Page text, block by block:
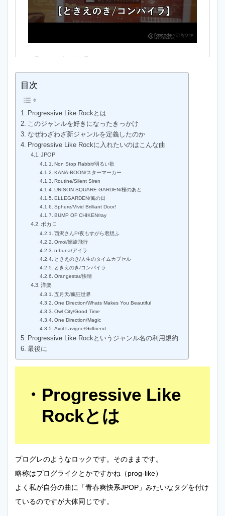
目次
Progressive Like Rockとは
このジャンルを好きになったきっかけ
なぜわざわざ新ジャンルを定義したのか
Progressive Like Rockに入れたいのはこんな曲
JPOP
Non Stop Rabbit/明るい歌
KANA-BOON/スターマーカー
Routine/Silent Siren
UNISON SQUARE GARDEN/桜のあと
ELLEGARDEN/風の日
Sphere/Vivid Brilliant Door!
BUMP OF CHIKEN/ray
ボカロ
西沢さんP/夜もすがら君想ふ
Omoi/螺旋飛行
n-buna/アイラ
ときえのき/人生のタイムカプセル
ときえのき/コンパイラ
Orangestar/快晴
洋楽
五月天/瘋狂世界
One Direction/Whats Makes You Beautiful
Owl City/Good Time
One Direction/Magic
Avril Lavigne/Girlfriend
Progressive Like Rockというジャンル名の利用規約
最後に
Progressive Like
Rockとは
プログレのようなロックです。そのままです。
略称はプログライクとかですかね（prog-like）
よく私が自分の曲に「青春爽快系JPOP」みたいなタグを付け
ているのですが大体同じです。